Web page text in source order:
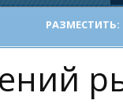
РАЗМЕСТИТЬ: